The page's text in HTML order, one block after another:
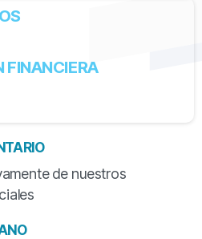
FINANCIERA
de nuestros